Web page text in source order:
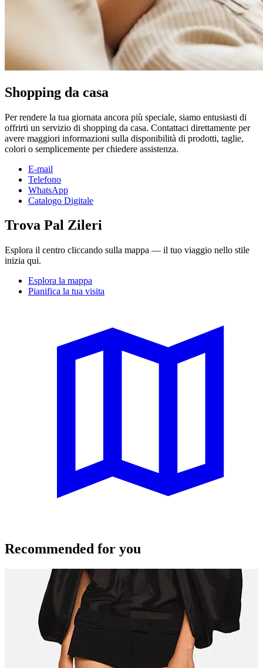
Shopping da casa
Per rendere la tua giornata ancora più speciale, siamo entusiasti di
offrirti un servizio di shopping da casa. Contattaci direttamente per
avere maggiori informazioni sulla disponibilità di prodotti, taglie,
colori o semplicemente per chiedere assistenza.
E-mail
Telefono
WhatsApp
Catalogo Digitale
Trova Pal Zileri
Esplora il centro cliccando sulla mappa — il tuo viaggio nello stile
inizia qui.
Esplora la mappa
Pianifica la tua visita
Recommended for you